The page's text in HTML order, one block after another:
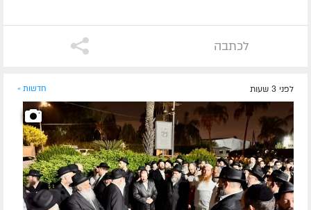
לכתבה
לפני 3 שעות חדשות »